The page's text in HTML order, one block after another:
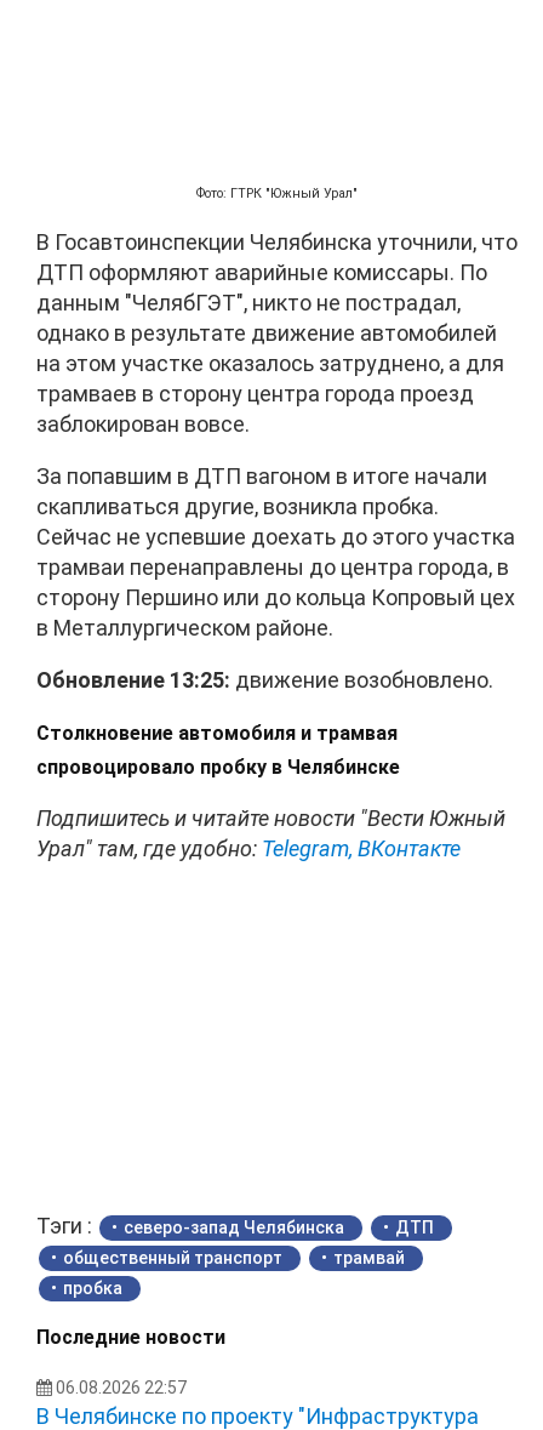
Фото: ГТРК "Южный Урал"
В Госавтоинспекции Челябинска уточнили, что
ДТП оформляют аварийные комиссары. По
данным "ЧелябГЭТ", никто не пострадал,
однако в результате движение автомобилей
на этом участке оказалось затруднено, а для
трамваев в сторону центра города проезд
заблокирован вовсе.
За попавшим в ДТП вагоном в итоге начали
скапливаться другие, возникла пробка.
Сейчас не успевшие доехать до этого участка
трамваи перенаправлены до центра города, в
сторону Першино или до кольца Копровый цех
в Металлургическом районе.
Обновление 13:25: движение возобновлено.
Столкновение автомобиля и трамвая
спровоцировало пробку в Челябинске
Подпишитесь и читайте новости "Вести Южный
Урал" там, где удобно: Telegram, ВКонтакте
Тэги : северо-запад Челябинска
ДТП
общественный транспорт
трамвай
пробка
Последние новости
06.08.2026 22:57
В Челябинске по проекту "Инфраструктура